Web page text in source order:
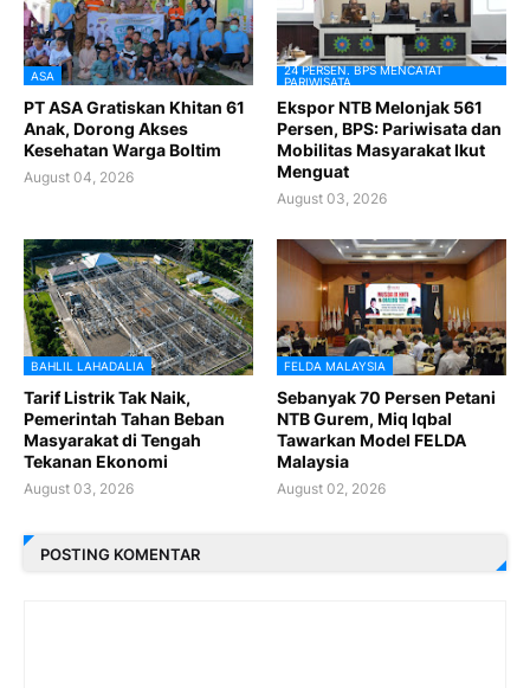
ASA
PT ASA Gratiskan Khitan 61
Anak, Dorong Akses
Kesehatan Warga Boltim
August 04, 2026
24 PERSEN. BPS MENCATAT
PARIWISATA
Ekspor NTB Melonjak 561
Persen, BPS: Pariwisata dan
Mobilitas Masyarakat Ikut
Menguat
August 03, 2026
BAHLIL LAHADALIA
Tarif Listrik Tak Naik,
Pemerintah Tahan Beban
Masyarakat di Tengah
Tekanan Ekonomi
August 03, 2026
FELDA MALAYSIA
Sebanyak 70 Persen Petani
NTB Gurem, Miq Iqbal
Tawarkan Model FELDA
Malaysia
August 02, 2026
POSTING KOMENTAR